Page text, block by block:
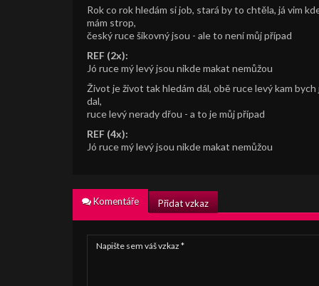
Rok co rok hledám si job, stará by to chtěla, já vim
mám strop,
český ruce šikovný jsou - ale to není můj případ
REF (2x):
Jó ruce mý levý jsou nikde makat nemůžou
Život je život tak hledám dál, obě ruce levý kam bych
dal,
ruce levý nerady dřou - a to je můj případ
REF (4x):
Jó ruce mý levý jsou nikde makat nemůžou
Komentáře Přidat vzkaz